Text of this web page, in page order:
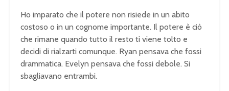
Ho imparato che il potere non risiede in un abito
costoso o in un cognome importante. Il potere è ciò
che rimane quando tutto il resto ti viene tolto e
decidi di rialzarti comunque. Ryan pensava che fossi
drammatica. Evelyn pensava che fossi debole. Si
sbagliavano entrambi.